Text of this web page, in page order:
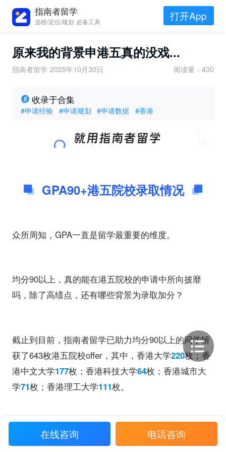
指南者留学
选校/定位/规划 必备工具 打开App
原来我的背景申港五真的没戏...
指南者留学 2025年10月30日 阅读量：430
收录于合集
#申请经验 #申请规划 #申请数据 #香港
GPA90+港五院校录取情况
众所周知，GPA一直是留学最重要的维度。
均分90以上，真的能在港五院校的申请中所向披靡
吗，除了高绩点，还有哪些背景为录取加分？
截止到目前，指南者留学已助力均分90以上的同学斩
获了643枚港五院校offer，其中，香港大学220枚；香
港中文大学177枚；香港科技大学64枚；香港城市大
学71枚；香港理工大学111枚。
在线咨询 电话咨询